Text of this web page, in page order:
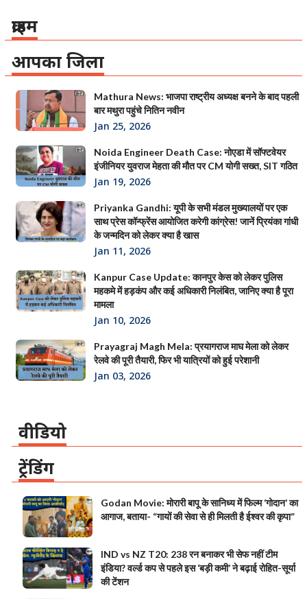
क्राइम
आपका जिला
Mathura News: भाजपा राष्ट्रीय अध्यक्ष बनने के बाद पहली
बार मथुरा पहुंचे नितिन नवीन
Jan 25, 2026
Noida Engineer Death Case: नोएडा में सॉफ्टवेयर
इंजीनियर युवराज मेहता की मौत पर CM योगी सख्त, SIT गठित
Jan 19, 2026
Priyanka Gandhi: यूपी के सभी मंडल मुख्यालयों पर एक
साथ प्रेस कॉन्फ्रेंस आयोजित करेगी कांग्रेस! जानें प्रियंका गांधी
के जन्मदिन को लेकर क्या है खास
Jan 11, 2026
Kanpur Case Update: कानपुर केस को लेकर पुलिस
महकमे में हड़कंप और कई अधिकारी निलंबित, जानिए क्या है पूरा
मामला
Jan 10, 2026
Prayagraj Magh Mela: प्रयागराज माघ मेला को लेकर
रेलवे की पूरी तैयारी, फिर भी यात्रियों को हुई परेशानी
Jan 03, 2026
वीडियो
ट्रेंडिंग
Godan Movie: मोरारी बापू के सानिध्य में फिल्म ‘गोदान’ का
आगाज, बताया- “गायों की सेवा से ही मिलती है ईश्वर की कृपा”
IND vs NZ T20: 238 रन बनाकर भी सेफ नहीं टीम
इंडिया? वर्ल्ड कप से पहले इस ‘बड़ी कमी’ ने बढ़ाई रोहित-सूर्या
की टेंशन